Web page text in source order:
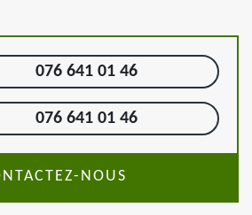
076 641 01 46
076 641 01 46
NOUS